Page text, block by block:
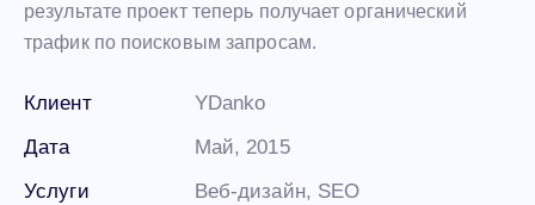
результате проект теперь получает органический
трафик по поисковым запросам.
Клиент
YDanko
Дата
Май, 2015
Услуги
Веб-дизайн, SEO